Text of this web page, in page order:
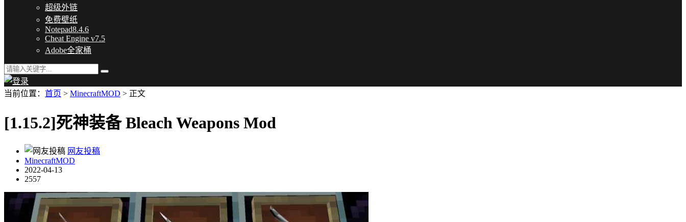
超级外链
免费壁纸
Notepad8.4.6
Cheat Engine v7.5
Adobe全家桶
当前位置： 首页 > MinecraftMOD > 正文
[1.15.2]死神装备 Bleach Weapons Mod
网友投稿
MinecraftMOD
2022-04-13
2557